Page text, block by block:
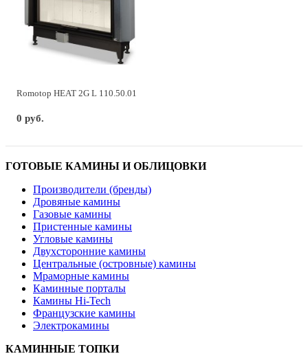
Romotop HEAT 2G L 110.50.01
0 руб.
ГОТОВЫЕ КАМИНЫ И ОБЛИЦОВКИ
Производители (бренды)
Дровяные камины
Газовые камины
Пристенные камины
Угловые камины
Двухсторонние камины
Центральные (островные) камины
Мраморные камины
Каминные порталы
Камины Hi-Tech
Французские камины
Электрокамины
КАМИННЫЕ ТОПКИ